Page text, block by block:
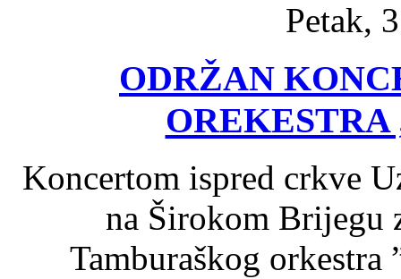
Petak,
ODRŽAN
Koncertom ispred crkve
na Širokom Brijegu
Tamburaškog orkestra